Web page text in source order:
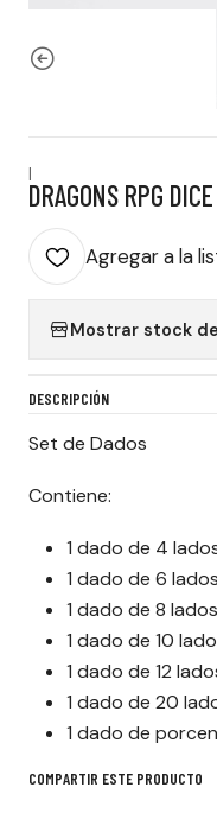
|
DRAGONS RPG
Agregar a la
Mostrar stock
DESCRIPCIÓN
Set de Dados
Contiene:
1 dado de 4
1 dado de 6 lados
1 dado de 8 lados
1 dado de 10
1 dado de 12
1 dado de 20
1 dado de
COMPARTIR ESTE PRODUCTO